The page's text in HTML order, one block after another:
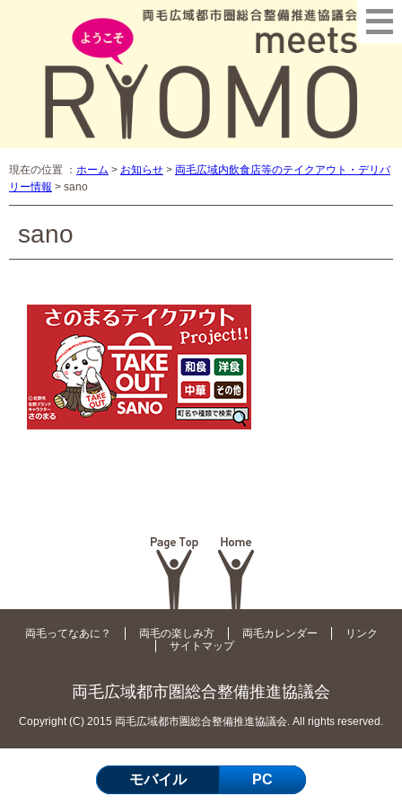
現在の位置 ： ホーム > お知らせ > 両毛広域内飲食店等のテイクアウト・デリバ
リー情報 > sano
sano
両毛ってなあに？ 両毛の楽しみ方 両毛カレンダー
リンク
サイトマップ
両毛広域都市圏総合整備推進協議会
Copyright (C) 2015 両毛広域都市圏総合整備推進協議会. All rights reserved.
モバイル PC